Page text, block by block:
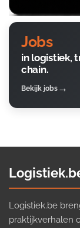
Jobs
in logistiek,
chain.
Bekijk jobs
Logistiek.be
praktijkverhalen